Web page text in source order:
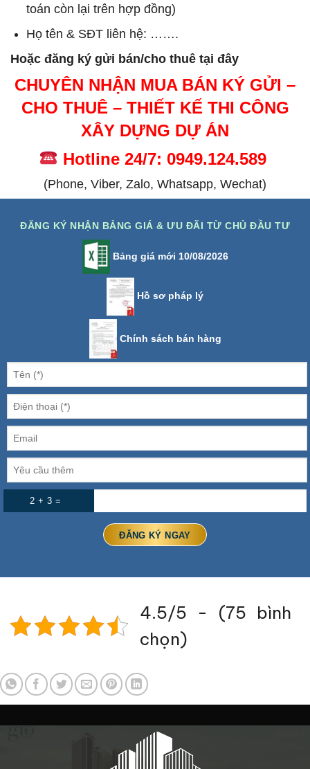
toán còn lại trên hợp đồng)
Họ tên & SĐT liên hệ: …….
Hoặc đăng ký gửi bán/cho thuê tại đây
CHUYÊN NHẬN MUA BÁN KÝ GỬI –
CHO THUÊ – THIẾT KẾ THI CÔNG
XÂY DỰNG DỰ ÁN
Hotline 24/7: 0949.124.589
(Phone, Viber, Zalo, Whatsapp, Wechat)
ĐĂNG KÝ NHẬN BẢNG GIÁ & ƯU ĐÃI TỪ CHỦ ĐẦU TƯ
Bảng giá mới 10/08/2026
Hồ sơ pháp lý
Chính sách bán hàng
2 + 3 =
4.5/5 - (75 bình
chọn)